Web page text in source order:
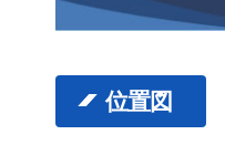
位置図